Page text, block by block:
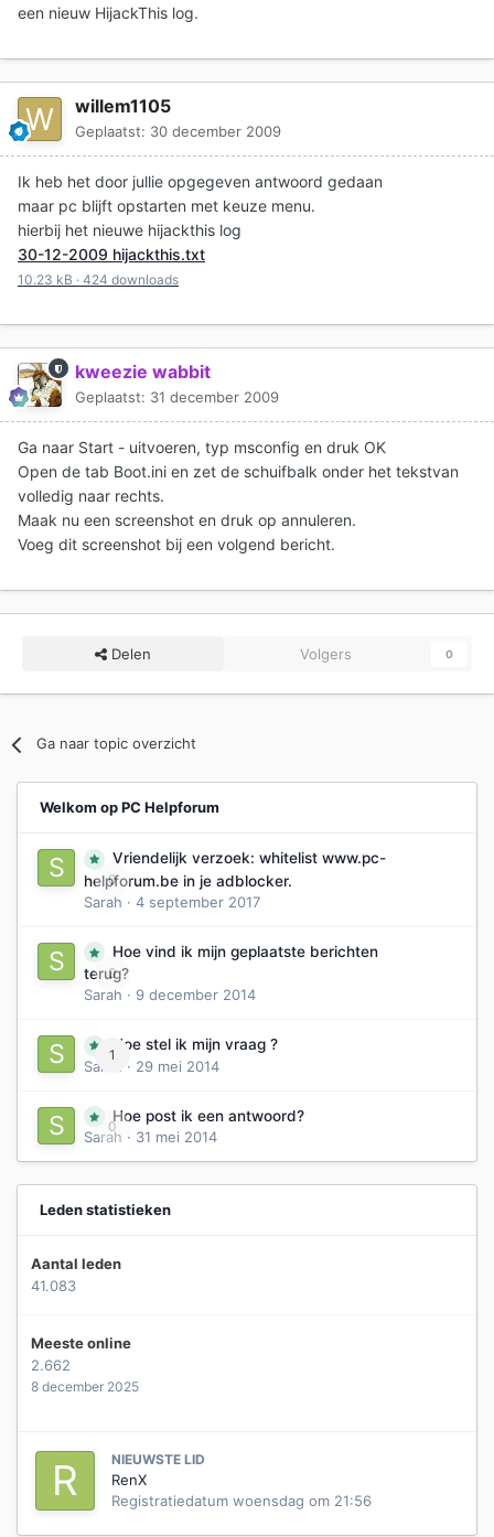
een nieuw HijackThis log.
willem1105
Geplaatst: 30 december 2009
Ik heb het door jullie opgegeven antwoord gedaan
maar pc blijft opstarten met keuze menu.
hierbij het nieuwe hijackthis log
30-12-2009 hijackthis.txt
10.23 kB · 424 downloads
kweezie wabbit
Geplaatst: 31 december 2009
Ga naar Start - uitvoeren, typ msconfig en druk OK
Open de tab Boot.ini en zet de schuifbalk onder het tekstvan
volledig naar rechts.
Maak nu een screenshot en druk op annuleren.
Voeg dit screenshot bij een volgend bericht.
Delen Volgers 0
Ga naar topic overzicht
Welkom op PC Helpforum
0
Vriendelijk verzoek: whitelist www.pc-
helpforum.be in je adblocker.
Sarah · 4 september 2017
0
Hoe vind ik mijn geplaatste berichten
terug?
Sarah · 9 december 2014
1
Hoe stel ik mijn vraag ?
Sarah
· 29 mei 2014
0
Hoe post ik een antwoord?
Sarah · 31 mei 2014
Leden statistieken
Aantal leden
41.083
Meeste online
2.662
8 december 2025
NIEUWSTE LID
RenX
Registratiedatum woensdag om 21:56